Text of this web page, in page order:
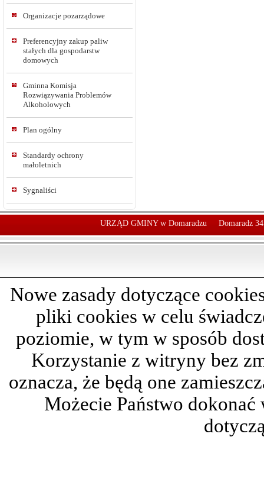
Organizacje pozarządowe
Preferencyjny zakup paliw
stałych dla gospodarstw
domowych
Gminna Komisja
Rozwiązywania Problemów
Alkoholowych
Plan ogólny
Standardy ochrony
małoletnich
Sygnaliści
URZĄD GMINY w Domaradzu Domaradz
Nowe zasady dotyczące
pliki cookies w celu
poziomie, w tym w sposób
Korzystanie z witryny bez
oznacza, że będą one
Możecie Państwo